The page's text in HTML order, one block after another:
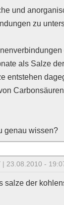
und
zu
als Salze
entstehen
genau wissen?
| 23.08.2010 -
salze der